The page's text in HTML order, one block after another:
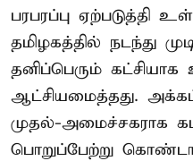
பரபரப்பு ஏற்படுத்தி
தமிழகத்தில் நடந்து
தனிப்பெரும்
ஆட்சியமைத்தது.
முதல்-அமைச்சகராக
பொறுப்பேற்று